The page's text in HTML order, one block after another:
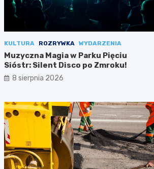
KULTURA ROZRYWKA WYDARZENIA
Muzyczna Magia w Parku Pięciu
Sióstr: Silent Disco po Zmroku!
8 sierpnia 2026